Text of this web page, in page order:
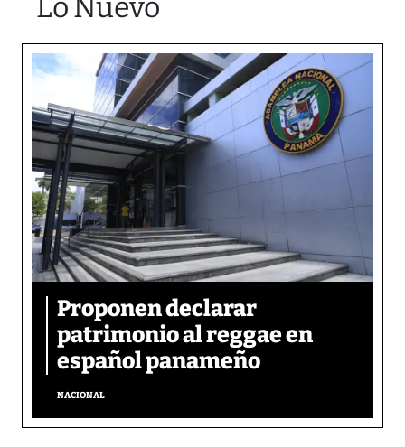
Lo Nuevo
Proponen declarar
patrimonio al reggae en
español panameño
NACIONAL